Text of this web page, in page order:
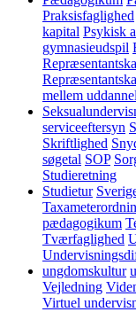
Praksisfaglighed
kapital Psykisk
gymnasieudspil
mellem
serviceeftersyn
Skriftlighed
søgetal SOP
Studieretning
Studietur
pædagogikum
Tværfaglighed
ungdomskultur
Vejledning
Virtuel